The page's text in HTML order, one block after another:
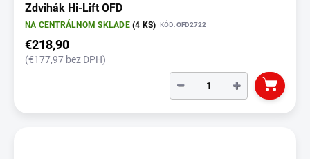
Zdvihák Hi-Lift OFD
NA CENTRÁLNOM SKLADE(4 KS) KÓD:OFD2722
€218,90
(€177,97 bez DPH)
+
−